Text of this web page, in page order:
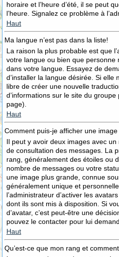
horaire et l’heure d’été, il se peut
l’heure. Signalez ce problème à
Haut
Ma langue n’est pas dans la liste!
La raison la plus probable est que
votre langue ou bien que personne
dans votre langue. Essayez de
d’installer la langue désirée. Si elle
libre de créer une nouvelle
d’informations sur le site du
page).
Haut
Comment puis-je afficher une
Il peut y avoir deux images avec un
de consultation des messages. La
rang, généralement des étoiles ou
nombre de messages ou votre
une image plus grande, connue
généralement unique et
l’administrateur d’activer les
dont ils sont mis à disposition. Si
d’avatar, c’est peut-être une
pouvez le contacter pour lui
Haut
Qu’est-ce que mon rang et